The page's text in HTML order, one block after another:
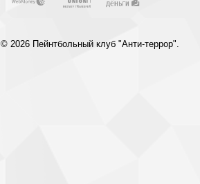
© 2026 Пейнтбольный клуб "Анти-террор".